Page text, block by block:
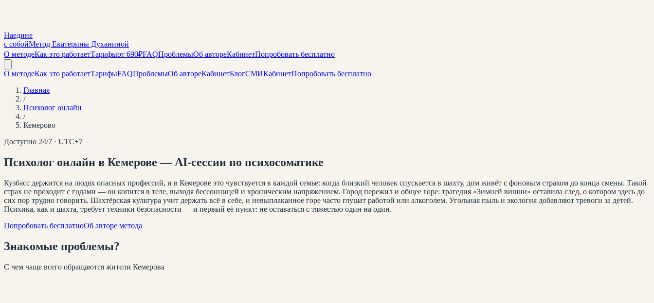
Наедине
с собойМетод Екатерины Духаниной
О методеКак это работаетТарифыот 690₽FAQПроблемыОб автореКабинетПопробовать бесплатно
О методеКак это работаетТарифыFAQПроблемыОб автореКабинетБлогСМИКабинетПопробовать бесплатно
Главная
/
Психолог онлайн
/
Кемерово
Доступно 24/7 · UTC+7
Психолог онлайн в Кемерове — AI-сессии по психосоматике
Кузбасс держится на людях опасных профессий, и в Кемерове это чувствуется в каждой семье: когда близкий человек спускается в шахту, дом живёт с фоновым страхом до конца смены. Такой
страх не проходит с годами — он копится в теле, выходя бессонницей и хроническим напряжением. Город пережил и общее горе: трагедия «Зимней вишни» оставила след, о котором здесь до
сих пор трудно говорить. Шахтёрская культура учит держать всё в себе, и невыплаканное горе часто глушат работой или алкоголем. Угольная пыль и экология добавляют тревоги за детей.
Психика, как и шахта, требует техники безопасности — и первый её пункт: не оставаться с тяжестью один на один.
Попробовать бесплатноОб авторе метода
Знакомые проблемы?
С чем чаще всего обращаются жители Кемерова